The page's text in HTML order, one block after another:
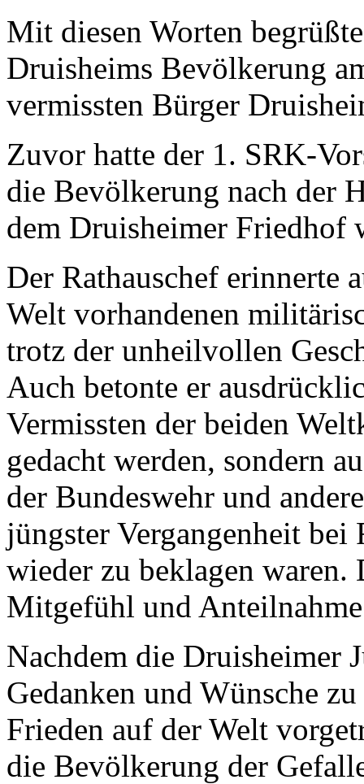
Mit diesen Worten
Druisheims Bevölkerung
vermissten Bürger
Zuvor hatte der 1. SRK-
die Bevölkerung nach der
dem Druisheimer Friedhof
Der Rathauschef erinnerte
Welt vorhandenen
trotz der unheilvollen
Auch betonte er
Vermissten der beiden
gedacht werden, sondern
der Bundeswehr und
jüngster Vergangenheit
wieder zu beklagen waren.
Mitgefühl und
Nachdem die Druisheimer
Gedanken und Wünsche
Frieden auf der Welt
die Bevölkerung der